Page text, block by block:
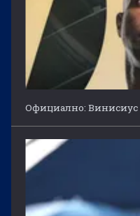
Официално: Винисиус